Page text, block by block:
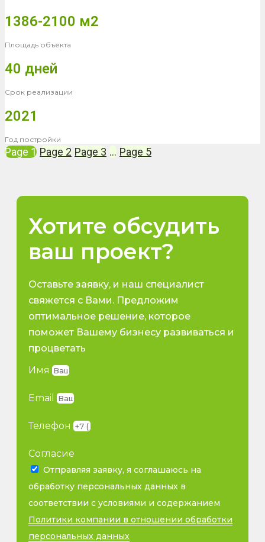
1386-2100 м2
Площадь объекта
40 дней
Срок реализации
2021
Год постройки
Page 1 Page 2 Page 3 … Page 5
Хотите обсудить
ваш проект?
Оставьте заявку, и наш специалист
свяжется с Вами. Предложим
оптимальное решение, которое
поможет Вашему бизнесу развиваться и
процветать
Имя
Email
Телефон
Согласие
Отправляя заявку, я соглашаюсь на
обработку персональных данных в
соответствии с условиями и содержанием
Политики компании в отношении обработки
персональных данных